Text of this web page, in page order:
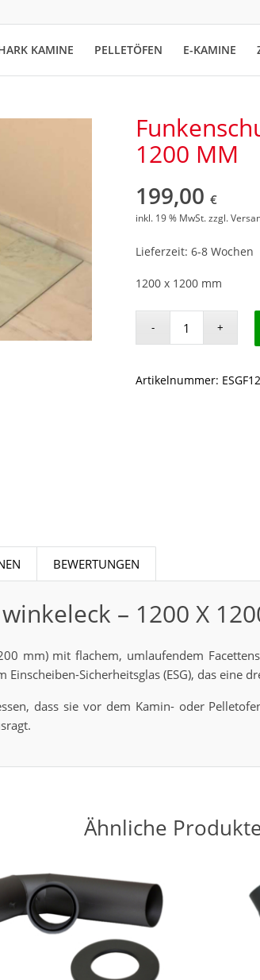
KAMINE PELLETÖFEN E-KAMINE
1200 MM
199,00€
inkl. 19 % MwSt.zzgl.
Lieferzeit: 6-8 Wochen
1200 x 1200 mm
Artikelnummer:
BEWERTUNGEN
– 1200 X
mm) mit flachem, umlaufendem
Sicherheitsglas (ESG), das eine
dass sie vor dem Kamin- oder
Ähnliche